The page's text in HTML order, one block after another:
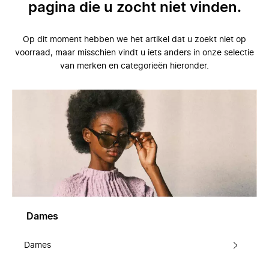
pagina die u zocht niet vinden.
Op dit moment hebben we het artikel dat u zoekt niet op
voorraad, maar misschien vindt u iets anders in onze selectie
van merken en categorieën hieronder.
Dames
Dames